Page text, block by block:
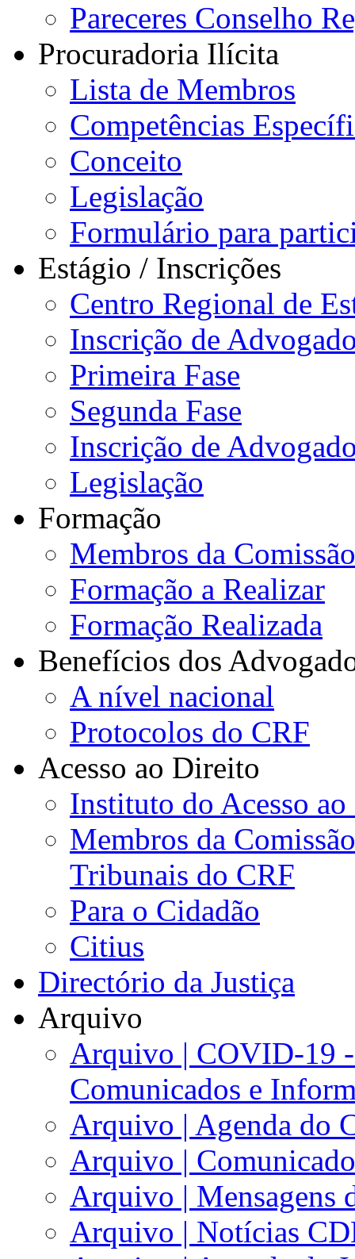
Pareceres Conselho
Procuradoria Ilícita
Lista de Membros
Competências
Conceito
Legislação
Formulário para
Estágio / Inscrições
Centro Regional de
Inscrição de
Primeira Fase
Segunda Fase
Inscrição de
Legislação
Formação
Membros da
Formação a Realizar
Formação Realizada
Benefícios dos
A nível nacional
Protocolos do CRF
Acesso ao Direito
Instituto do Acesso
Membros da
Tribunais do CRF
Para o Cidadão
Citius
Directório da Justiça
Arquivo
Arquivo | COVID-19
Comunicados e
Arquivo | Agenda do
Arquivo |
Arquivo | Mensagens
Arquivo | Notícias